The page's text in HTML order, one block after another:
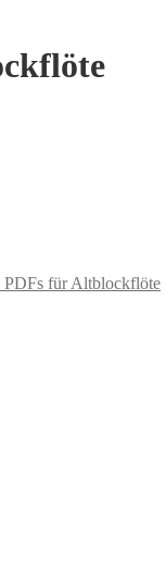
PDFs für Altblockflöte